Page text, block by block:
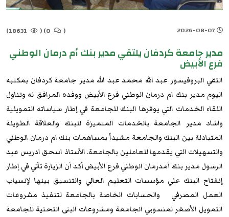
(
(
مدير جامعة كردفان يلتقي مدير بنك أم درمان الوطني
فرع الأبيض
التقي البروفيسور عبد الله محمد عبد الله مدير جامعة كردفان بمكتبه
اليوم مدير بنك ام درمان الوطني فرع الأبيض ووفده المرافق له وتناول
اللقاء الخدمات التي يوفرها البنك للجامعة في إطار سياساته التمويلية
واشاد مدير الجامعة بالخدمات المتميزة للبنك والعلاقة الطويلة
المتبادلة بين البنك والجامعة مشيداً بمساهمات بنك ام درمان الوطني
والتسهيلات التي يقدمها للعاملين بالجامعة. الأستاذ اسحق ادريس عبد
الرسول مدير بنك أمدرمان الوطني فرع الأبيض أكد أن الزيارة تأتي في إطار
إنفتاح البنك علي مؤسسات التعليم العالي والتنسيق بينها لإنسياب
العمل المصرفي والحسابات الخاصة بالجامعة لتنفيذ مشروعات
التمويل الأصغر لمنسوبي الجامعة ومشروعات البنى التحتية للجامعة